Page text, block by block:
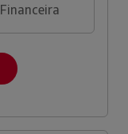
Financeira